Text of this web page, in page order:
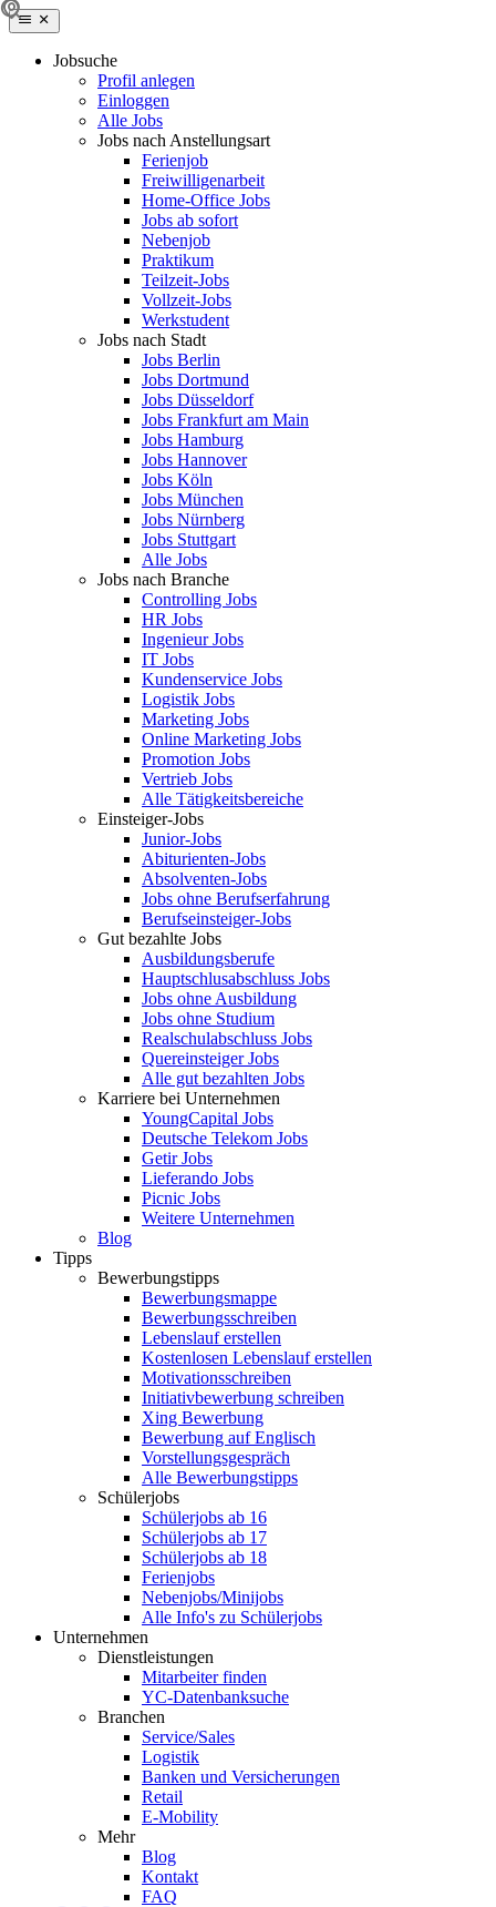
Jobsuche
Profil anlegen
Einloggen
Alle Jobs
Jobs nach Anstellungsart
Ferienjob
Freiwilligenarbeit
Home-Office Jobs
Jobs ab sofort
Nebenjob
Praktikum
Teilzeit-Jobs
Vollzeit-Jobs
Werkstudent
Jobs nach Stadt
Jobs Berlin
Jobs Dortmund
Jobs Düsseldorf
Jobs Frankfurt am Main
Jobs Hamburg
Jobs Hannover
Jobs Köln
Jobs München
Jobs Nürnberg
Jobs Stuttgart
Alle Jobs
Jobs nach Branche
Controlling Jobs
HR Jobs
Ingenieur Jobs
IT Jobs
Kundenservice Jobs
Logistik Jobs
Marketing Jobs
Online Marketing Jobs
Promotion Jobs
Vertrieb Jobs
Alle Tätigkeitsbereiche
Einsteiger-Jobs
Junior-Jobs
Abiturienten-Jobs
Absolventen-Jobs
Jobs ohne Berufserfahrung
Berufseinsteiger-Jobs
Gut bezahlte Jobs
Ausbildungsberufe
Hauptschlusabschluss Jobs
Jobs ohne Ausbildung
Jobs ohne Studium
Realschulabschluss Jobs
Quereinsteiger Jobs
Alle gut bezahlten Jobs
Karriere bei Unternehmen
YoungCapital Jobs
Deutsche Telekom Jobs
Getir Jobs
Lieferando Jobs
Picnic Jobs
Weitere Unternehmen
Blog
Tipps
Bewerbungstipps
Bewerbungsmappe
Bewerbungsschreiben
Lebenslauf erstellen
Kostenlosen Lebenslauf erstellen
Motivationsschreiben
Initiativbewerbung schreiben
Xing Bewerbung
Bewerbung auf Englisch
Vorstellungsgespräch
Alle Bewerbungstipps
Schülerjobs
Schülerjobs ab 16
Schülerjobs ab 17
Schülerjobs ab 18
Ferienjobs
Nebenjobs/Minijobs
Alle Info's zu Schülerjobs
Unternehmen
Dienstleistungen
Mitarbeiter finden
YC-Datenbanksuche
Branchen
Service/Sales
Logistik
Banken und Versicherungen
Retail
E-Mobility
Mehr
Blog
Kontakt
FAQ